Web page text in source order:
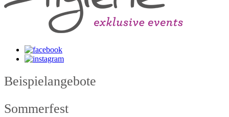
Beispielangebote
Sommer­fest